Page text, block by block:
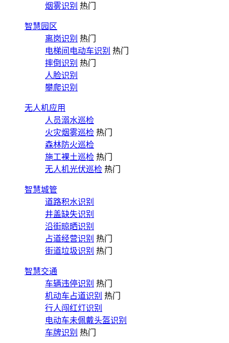
烟雾识别 热门
智慧园区
离岗识别 热门
电梯间电动车识别 热门
摔倒识别 热门
人脸识别
攀爬识别
无人机应用
人员溺水巡检
火灾烟雾巡检 热门
森林防火巡检
施工裸土巡检 热门
无人机光伏巡检 热门
智慧城管
道路积水识别
井盖缺失识别
沿街晾晒识别
占道经营识别 热门
街道垃圾识别 热门
智慧交通
车辆违停识别 热门
机动车占道识别 热门
行人闯红灯识别
电动车未佩戴头盔识别
车牌识别 热门